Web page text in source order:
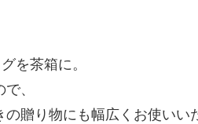
を茶箱に。
、
贈り物にも幅広くお使いい